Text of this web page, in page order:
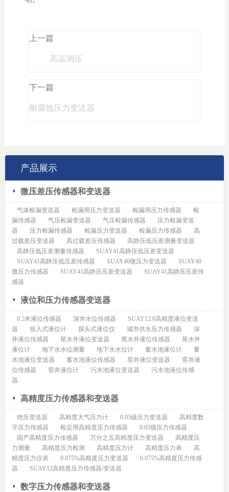
上一篇
高温测压
下一篇
耐腐蚀压力变送器
产品展示
微压差压传感器和变送器
气体检漏变送器 检漏用压力变送器 检漏用压力传感器
检
漏传感器
气压检漏变送器 气压检漏传感器
压力检漏变送
器
压力检漏传感器 检漏压力变送器 检漏压力传感器
高
过载差压变送器
高过载差压传感器
高静压低压差测量变送器
高静压低压差测量传感器
SUAY41高静压低压差变送器
SUAY41高静压低压差传感器
SUAY40微压力变送器
SUAY40
微压力传感器
SUAY41高静压压差变送器
SUAY41高静压压差传
感器
液位和压力传感器变送器
0.5米液位传感器 深井水位传感器
SUAY12.6高精度液位变送
器
投入式液位计 探头式液位仪 城市供水压力传感器
深
井液位传感器
尾水井液位变送器 尾水井液位传感器
尾水井
液位计
地下水水位测量 地下水水位计 蓄水池液位计
蓄
水池液位变送器
蓄水池液位传感器 窖井液位变送器
窖井液
位传感器
窖井液位计 污水池液位变送器
污水池液位传感
器
高精度压力传感器和变送器
绝压变送器 高精度大气压力计 0.05级压力变送器
高精度数
字压力传感器
检定用高精度压力传感器
0.05级压力传感器
国产高精度压力传感器
万分之五高精度压力变送器
高精度压
力测量
高精度压力检测 高精度压力计 高精度压力表
高
精度压力仪表
0.075%高精度压力变送器
0.075%高精度压力传感
器
SUAY12高精度压力传感器/变送器
数字压力传感器和变送器